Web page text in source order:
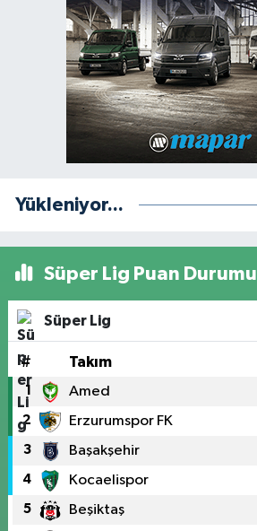
Yükleniyor...
Süper Lig Puan Durumu
Süper Lig
# Takım
1 Amed
2 Erzurumspor FK
3 Başakşehir
4 Kocaelispor
5 Beşiktaş